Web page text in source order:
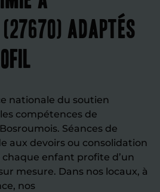
adaptés
nationale du soutien
compétences de
Séances de
aux devoirs ou consolidation
chaque enfant profite d’un
mesure. Dans nos locaux, à
nos